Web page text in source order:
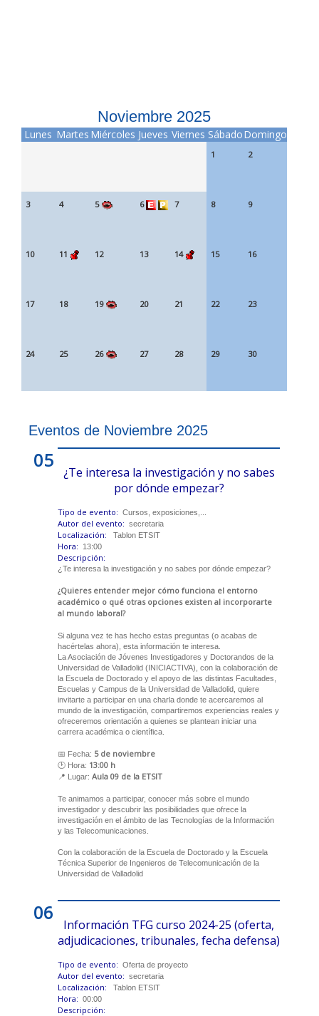
Noviembre 2025
Lunes Martes Miércoles Jueves Viernes SábadoDomingo
1 2
3 4 5 6 7 8 9
10 11 12 13 14 15 16
17 18 19 20 21 22 23
24 25 26 27 28 29 30
Eventos de Noviembre 2025
05
¿Te interesa la investigación y no sabes
por dónde empezar?
Tipo de evento: Cursos, exposiciones,...
Autor del evento: secretaria
Localización: Tablon ETSIT
Hora: 13:00
Descripción:
¿Te interesa la investigación y no sabes por dónde empezar?
¿Quieres entender mejor cómo funciona el entorno
académico o qué otras opciones existen al incorporarte
al mundo laboral?
Si alguna vez te has hecho estas preguntas (o acabas de
hacértelas ahora), esta información te interesa.
La Asociación de Jóvenes Investigadores y Doctorandos de la
Universidad de Valladolid (INICIACTIVA), con la colaboración de
la Escuela de Doctorado y el apoyo de las distintas Facultades,
Escuelas y Campus de la Universidad de Valladolid, quiere
invitarte a participar en una charla donde te acercaremos al
mundo de la investigación, compartiremos experiencias reales y
ofreceremos orientación a quienes se plantean iniciar una
carrera académica o científica.
📅 Fecha: 5 de noviembre
🕐 Hora: 13:00 h
📍 Lugar: Aula 09 de la ETSIT
Te animamos a participar, conocer más sobre el mundo
investigador y descubrir las posibilidades que ofrece la
investigación en el ámbito de las Tecnologías de la Información
y las Telecomunicaciones.
Con la colaboración de la Escuela de Doctorado y la Escuela
Técnica Superior de Ingenieros de Telecomunicación de la
Universidad de Valladolid
06
Información TFG curso 2024-25 (oferta,
adjudicaciones, tribunales, fecha defensa)
Tipo de evento: Oferta de proyecto
Autor del evento: secretaria
Localización: Tablon ETSIT
Hora: 00:00
Descripción: